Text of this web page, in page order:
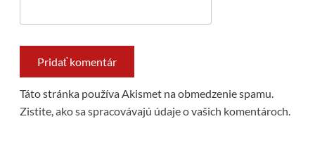
Táto stránka používa Akismet na obmedzenie spamu.
Zistite, ako sa spracovávajú údaje o vašich komentároch.